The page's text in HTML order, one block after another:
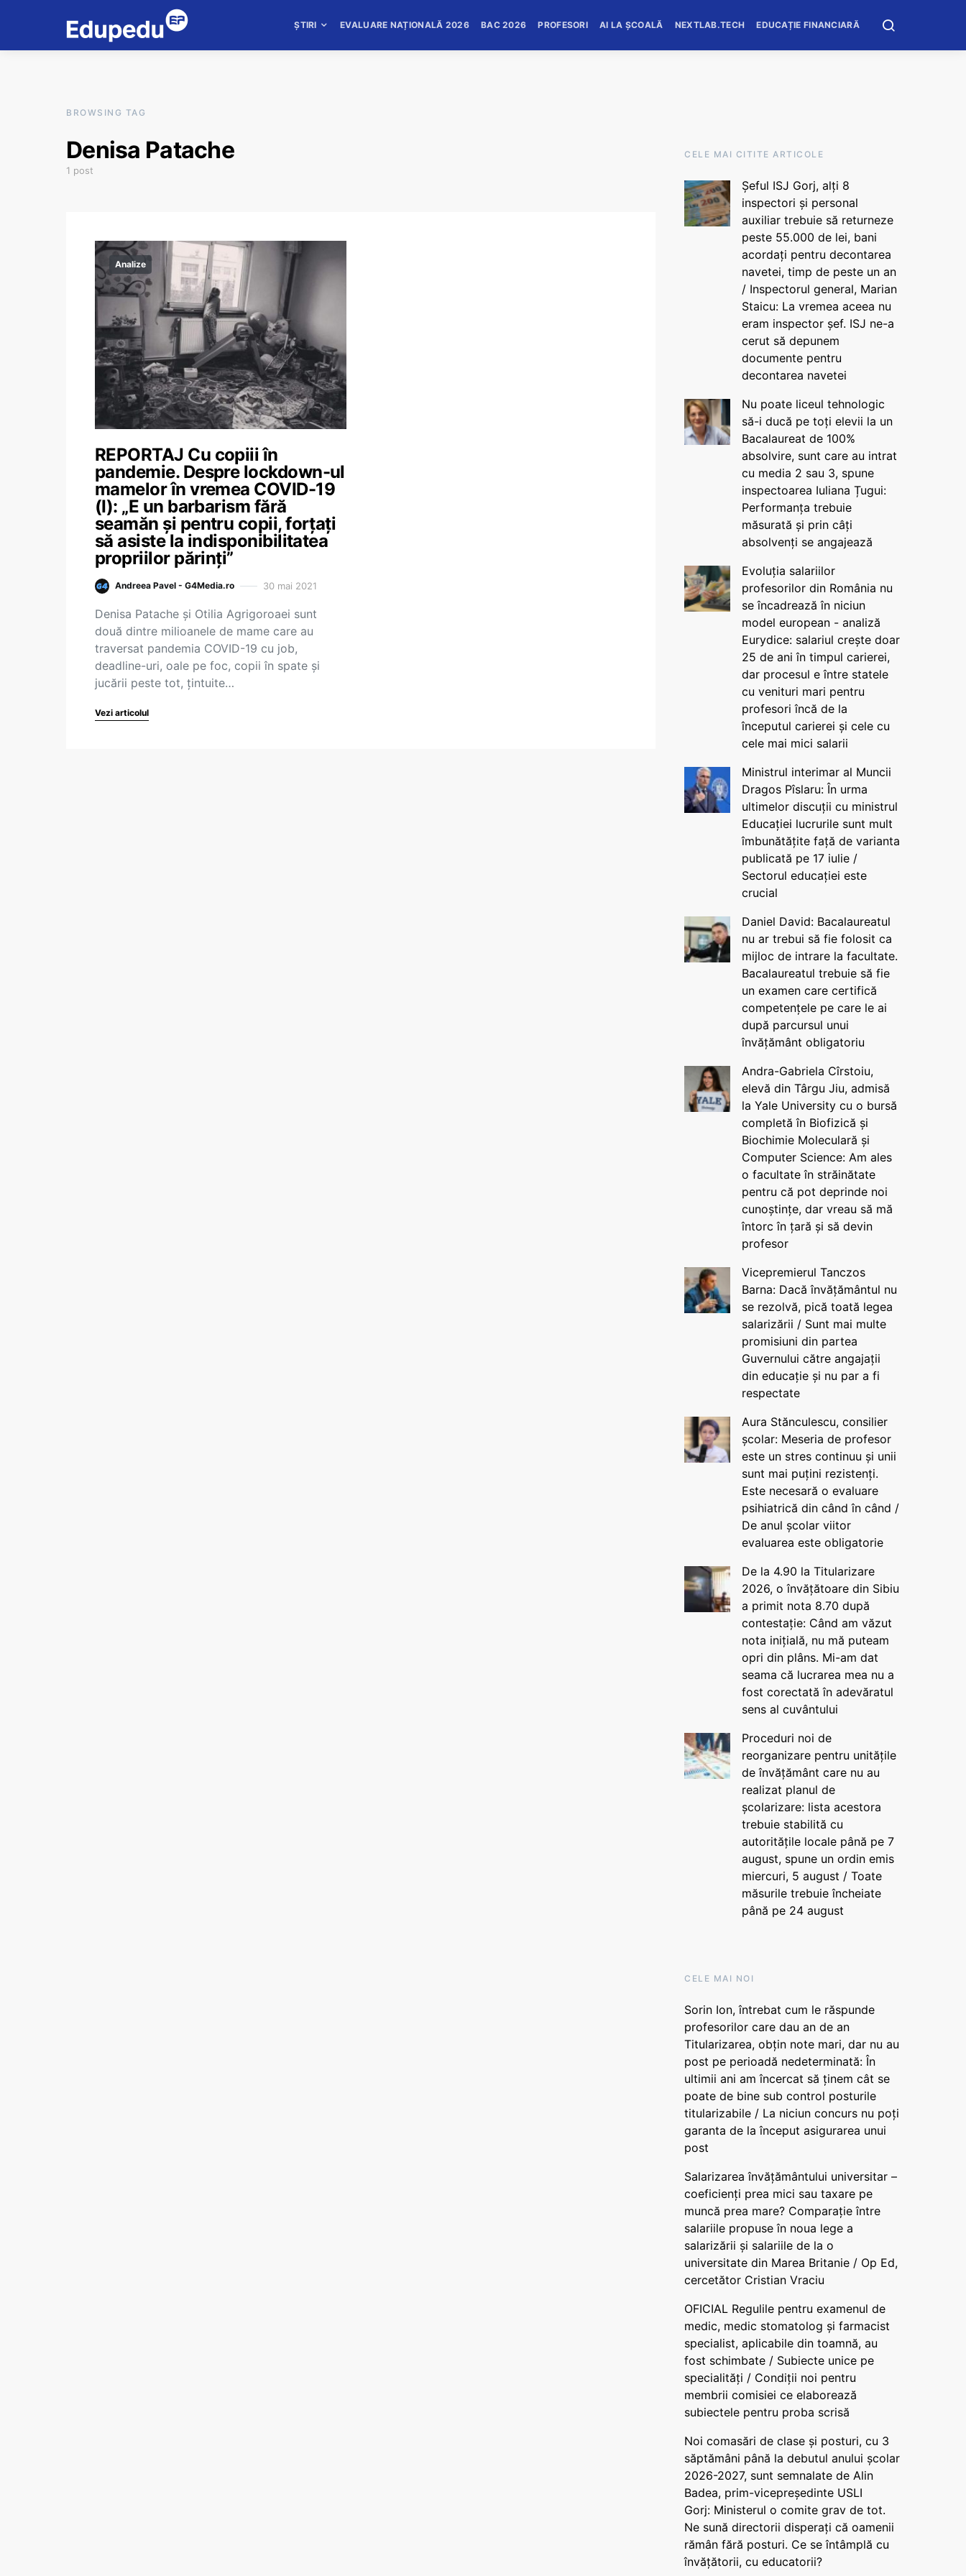
ȘTIRI EVALUARE NAȚIONALĂ 2026 BAC 2026 PROFESORI AI LA ȘCOALĂ NEXTLAB.TECH EDUCAȚIE FINANCIARĂ
BROWSING TAG
Denisa Patache
1 post
Analize
REPORTAJ Cu copiii în
pandemie. Despre lockdown-ul
mamelor în vremea COVID-19
(I): „E un barbarism fără
seamăn și pentru copii, forțați
să asiste la indisponibilitatea
propriilor părinți”
Andreea Pavel - G4Media.ro 30 mai 2021
Denisa Patache și Otilia Agrigoroaei sunt
două dintre milioanele de mame care au
traversat pandemia COVID-19 cu job,
deadline-uri, oale pe foc, copii în spate și
jucării peste tot, țintuite…
Vezi articolul
CELE MAI CITITE ARTICOLE
Șeful ISJ Gorj, alți 8
inspectori și personal
auxiliar trebuie să returneze
peste 55.000 de lei, bani
acordați pentru decontarea
navetei, timp de peste un an
/ Inspectorul general, Marian
Staicu: La vremea aceea nu
eram inspector șef. ISJ ne-a
cerut să depunem
documente pentru
decontarea navetei
Nu poate liceul tehnologic
să-i ducă pe toți elevii la un
Bacalaureat de 100%
absolvire, sunt care au intrat
cu media 2 sau 3, spune
inspectoarea Iuliana Țugui:
Performanța trebuie
măsurată și prin câți
absolvenți se angajează
Evoluția salariilor
profesorilor din România nu
se încadrează în niciun
model european - analiză
Eurydice: salariul crește doar
25 de ani în timpul carierei,
dar procesul e între statele
cu venituri mari pentru
profesori încă de la
începutul carierei și cele cu
cele mai mici salarii
Ministrul interimar al Muncii
Dragos Pîslaru: În urma
ultimelor discuții cu ministrul
Educației lucrurile sunt mult
îmbunătățite față de varianta
publicată pe 17 iulie /
Sectorul educației este
crucial
Daniel David: Bacalaureatul
nu ar trebui să fie folosit ca
mijloc de intrare la facultate.
Bacalaureatul trebuie să fie
un examen care certifică
competențele pe care le ai
după parcursul unui
învățământ obligatoriu
Andra-Gabriela Cîrstoiu,
elevă din Târgu Jiu, admisă
la Yale University cu o bursă
completă în Biofizică și
Biochimie Moleculară și
Computer Science: Am ales
o facultate în străinătate
pentru că pot deprinde noi
cunoștințe, dar vreau să mă
întorc în țară și să devin
profesor
Vicepremierul Tanczos
Barna: Dacă învățământul nu
se rezolvă, pică toată legea
salarizării / Sunt mai multe
promisiuni din partea
Guvernului către angajații
din educație și nu par a fi
respectate
Aura Stănculescu, consilier
școlar: Meseria de profesor
este un stres continuu și unii
sunt mai puțini rezistenți.
Este necesară o evaluare
psihiatrică din când în când /
De anul școlar viitor
evaluarea este obligatorie
De la 4.90 la Titularizare
2026, o învățătoare din Sibiu
a primit nota 8.70 după
contestație: Când am văzut
nota inițială, nu mă puteam
opri din plâns. Mi-am dat
seama că lucrarea mea nu a
fost corectată în adevăratul
sens al cuvântului
Proceduri noi de
reorganizare pentru unitățile
de învățământ care nu au
realizat planul de
școlarizare: lista acestora
trebuie stabilită cu
autoritățile locale până pe 7
august, spune un ordin emis
miercuri, 5 august / Toate
măsurile trebuie încheiate
până pe 24 august
CELE MAI NOI
Sorin Ion, întrebat cum le răspunde
profesorilor care dau an de an
Titularizarea, obțin note mari, dar nu au
post pe perioadă nedeterminată: În
ultimii ani am încercat să ținem cât se
poate de bine sub control posturile
titularizabile / La niciun concurs nu poți
garanta de la început asigurarea unui
post
Salarizarea învățământului universitar –
coeficienți prea mici sau taxare pe
muncă prea mare? Comparație între
salariile propuse în noua lege a
salarizării și salariile de la o
universitate din Marea Britanie / Op Ed,
cercetător Cristian Vraciu
OFICIAL Regulile pentru examenul de
medic, medic stomatolog și farmacist
specialist, aplicabile din toamnă, au
fost schimbate / Subiecte unice pe
specialități / Condiții noi pentru
membrii comisiei ce elaborează
subiectele pentru proba scrisă
Noi comasări de clase și posturi, cu 3
săptămâni până la debutul anului școlar
2026-2027, sunt semnalate de Alin
Badea, prim-vicepreședinte USLI
Gorj: Ministerul o comite grav de tot.
Ne sună directorii disperați că oamenii
rămân fără posturi. Ce se întâmplă cu
învățătorii, cu educatorii?